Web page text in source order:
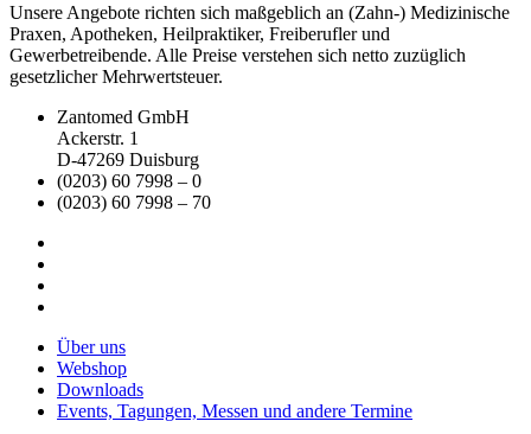
Unsere Angebote richten sich maßgeblich an (Zahn-) Medizinische
Praxen, Apotheken, Heilpraktiker, Freiberufler und
Gewerbetreibende. Alle Preise verstehen sich netto zuzüglich
gesetzlicher Mehrwertsteuer.
Zantomed GmbH
Ackerstr. 1
D-47269 Duisburg
(0203) 60 7998 – 0
(0203) 60 7998 – 70
Über uns
Webshop
Downloads
Events, Tagungen, Messen und andere Termine